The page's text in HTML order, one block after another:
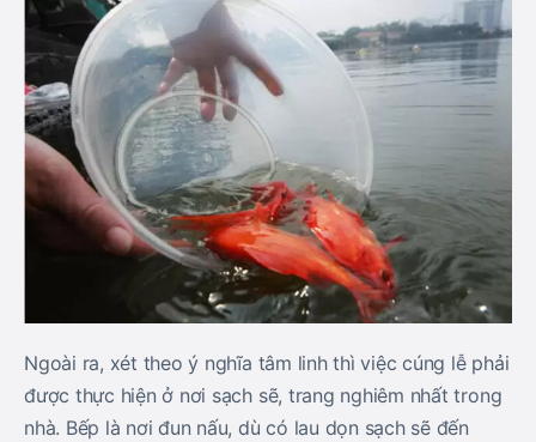
Ngoài ra, xét theo ý nghĩa tâm linh thì việc cúng lễ phải
được thực hiện ở nơi sạch sẽ, trang nghiêm nhất trong
nhà. Bếp là nơi đun nấu, dù có lau dọn sạch sẽ đến